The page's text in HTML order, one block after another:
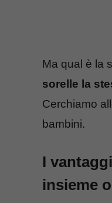
Ma qual è la
sorelle la
Cerchiamo
bambini.
I
insieme